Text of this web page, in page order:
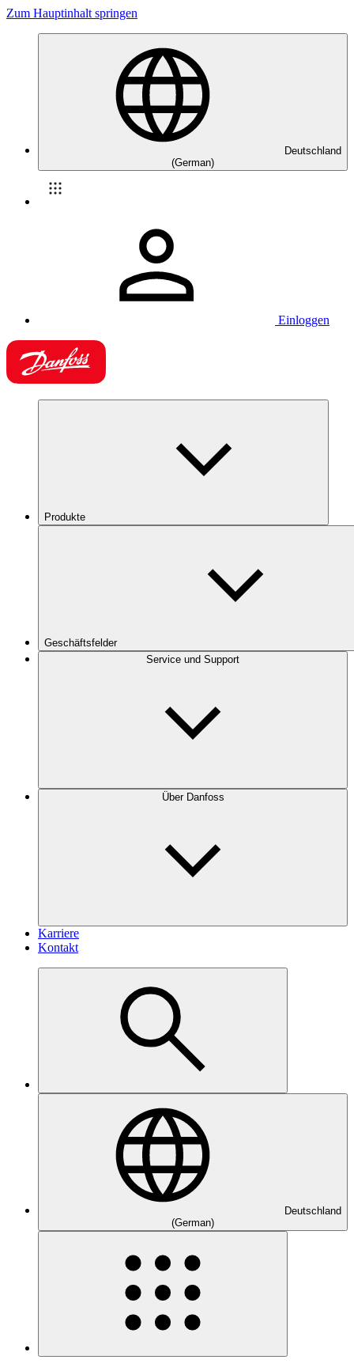
Zum Hauptinhalt springen
Deutschland
(German)
Einloggen
Produkte
Geschäftsfelder
Service und Support
Über Danfoss
Karriere
Kontakt
Deutschland
(German)